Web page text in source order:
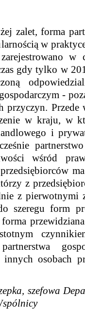
zalet, forma
w
w
gdy tylko w
-
przyczyn. Przede
w kraju, w
i
wśród
z
z pierwotnymi
szeregu form
osobach
szefowa D